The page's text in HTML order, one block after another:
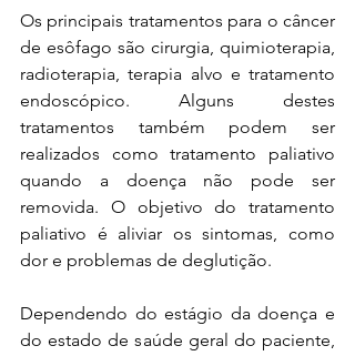
Os principais tratamentos para o câncer
de esôfago são cirurgia, quimioterapia,
radioterapia, terapia alvo e tratamento
endoscópico. Alguns destes
tratamentos também podem ser
realizados ​​como tratamento paliativo
quando a doença não pode ser
removida. O objetivo do tratamento
paliativo é aliviar os sintomas, como
dor e problemas de deglutição.
Dependendo do estágio da doença e
do estado de saúde geral do paciente,